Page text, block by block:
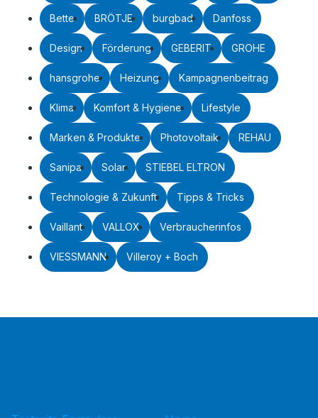
Bette BRÖTJE burgbad Danfoss
Design Förderung GEBERIT GROHE
hansgrohe Heizung Kampagnenbeitrag
Klima Komfort & Hygiene Lifestyle
Marken & Produkte Photovoltaik REHAU
Sanipa Solar STIEBEL ELTRON
Technologie & Zukunft Tipps & Tricks
Vaillant VALLOX Verbraucherinfos
VIESSMANN Villeroy + Boch